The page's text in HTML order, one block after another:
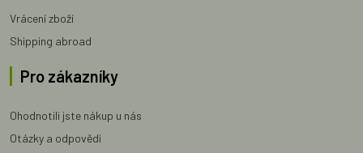
Vrácení zboží
Shipping abroad
Pro zákazníky
Ohodnotili jste nákup u nás
Otázky a odpovědi